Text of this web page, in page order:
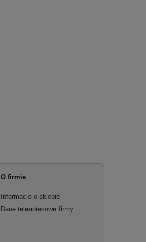
O firmie
Informacje o sklepie
Dane teleadresowe firmy